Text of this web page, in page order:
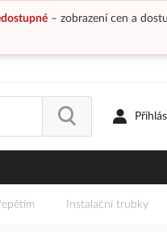
– zobrazení cen a
Instalační trubky